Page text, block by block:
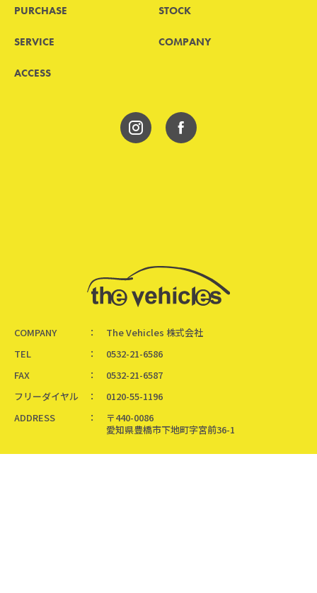
PURCHASE STOCK
SERVICE COMPANY
ACCESS
COMPANY
The Vehicles 株式会社
TEL
0532-21-6586
FAX
0532-21-6587
フリーダイヤル
0120-55-1196
ADDRESS
〒440-0086
愛知県豊橋市下地町字宮前36-1